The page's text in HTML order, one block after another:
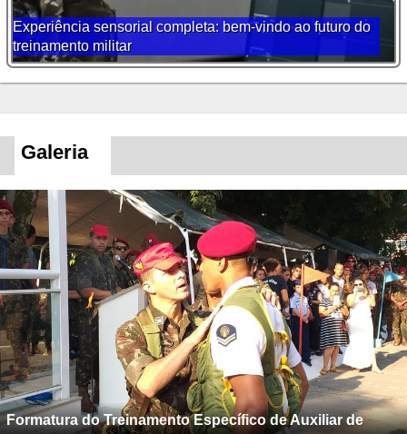
Experiência sensorial completa: bem-vindo ao futuro do
treinamento militar
Galeria
Formatura do Treinamento Específico de Auxiliar de